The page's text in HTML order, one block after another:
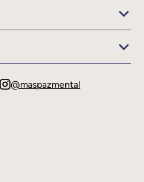
@maspazmental